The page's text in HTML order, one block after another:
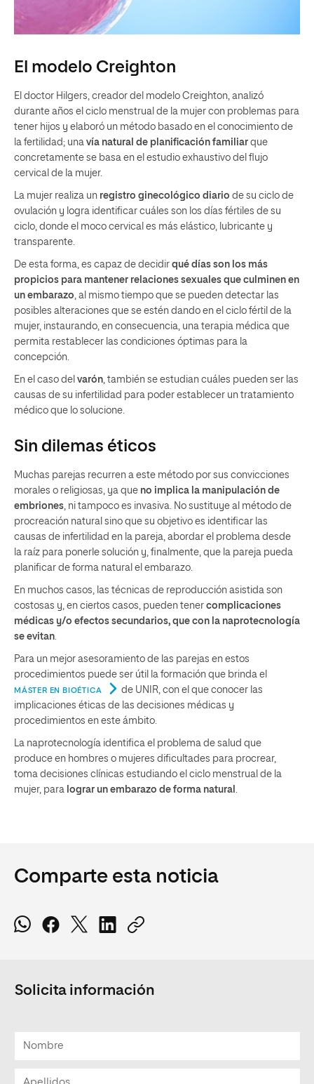
El modelo Creighton
El doctor Hilgers, creador del modelo Creighton, analizó
durante años el ciclo menstrual de la mujer con problemas para
tener hijos y elaboró un método basado en el conocimiento de
la fertilidad; una vía natural de planificación familiar que
concretamente se basa en el estudio exhaustivo del flujo
cervical de la mujer.
La mujer realiza un registro ginecológico diario de su ciclo de
ovulación y logra identificar cuáles son los días fértiles de su
ciclo, donde el moco cervical es más elástico, lubricante y
transparente.
De esta forma, es capaz de decidir qué días son los más
propicios para mantener relaciones sexuales que culminen en
un embarazo, al mismo tiempo que se pueden detectar las
posibles alteraciones que se estén dando en el ciclo fértil de la
mujer, instaurando, en consecuencia, una terapia médica que
permita restablecer las condiciones óptimas para la
concepción.
En el caso del varón, también se estudian cuáles pueden ser las
causas de su infertilidad para poder establecer un tratamiento
médico que lo solucione.
Sin dilemas éticos
Muchas parejas recurren a este método por sus convicciones
morales o religiosas, ya que no implica la manipulación de
embriones, ni tampoco es invasiva. No sustituye al método de
procreación natural sino que su objetivo es identificar las
causas de infertilidad en la pareja, abordar el problema desde
la raíz para ponerle solución y, finalmente, que la pareja pueda
planificar de forma natural el embarazo.
En muchos casos, las técnicas de reproducción asistida son
costosas y, en ciertos casos, pueden tener complicaciones
médicas y/o efectos secundarios, que con la naprotecnología
se evitan.
Para un mejor asesoramiento de las parejas en estos
procedimientos puede ser útil la formación que brinda el
MÁSTER EN BIOÉTICA
de UNIR, con el que conocer las
implicaciones éticas de las decisiones médicas y
procedimientos en este ámbito.
La naprotecnología identifica el problema de salud que
produce en hombres o mujeres dificultades para procrear,
toma decisiones clínicas estudiando el ciclo menstrual de la
mujer, para lograr un embarazo de forma natural .
Comparte esta noticia
Solicita información